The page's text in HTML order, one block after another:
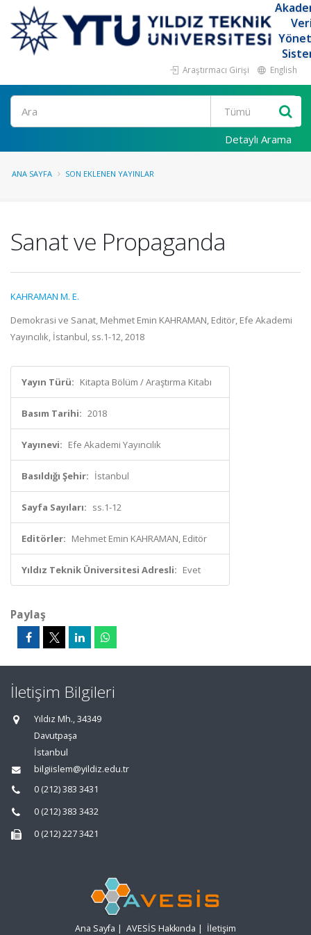
Araştırmacı Girişi English
Ara
Detaylı Arama
ANA SAYFA SON EKLENEN YAYINLAR
Sanat ve Propaganda
KAHRAMAN M. E.
Demokrasi ve Sanat, Mehmet Emin KAHRAMAN, Editör, Efe Akademi
Yayıncılık, İstanbul, ss.1-12, 2018
Yayın Türü: Kitapta Bölüm / Araştırma Kitabı
Basım Tarihi: 2018
Yayınevi: Efe Akademi Yayıncılık
Basıldığı Şehir: İstanbul
Sayfa Sayıları: ss.1-12
Editörler: Mehmet Emin KAHRAMAN, Editör
Yıldız Teknik Üniversitesi Adresli: Evet
Paylaş
İletişim Bilgileri
Yıldız Mh., 34349
Davutpaşa
İstanbul
bilgiislem@yildiz.edu.tr
0 (212) 383 3431
0 (212) 383 3432
0 (212) 227 3421
Ana Sayfa | AVESİS Hakkında | İletişim